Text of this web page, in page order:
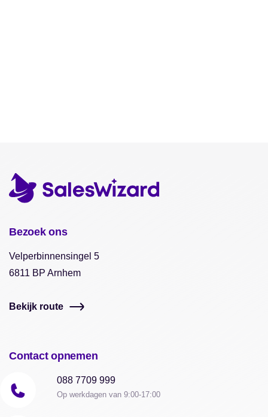
Bezoek ons
Velperbinnensingel 5
6811 BP Arnhem
Bekijk route
Contact opnemen
088 7709 999
Op werkdagen van 9:00-17:00